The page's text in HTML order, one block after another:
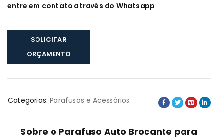
entre em contato através do Whatsapp
SOLICITAR
ORÇAMENTO
Categorias: Parafusos e Acessórios
Sobre o Parafuso Auto Brocante para